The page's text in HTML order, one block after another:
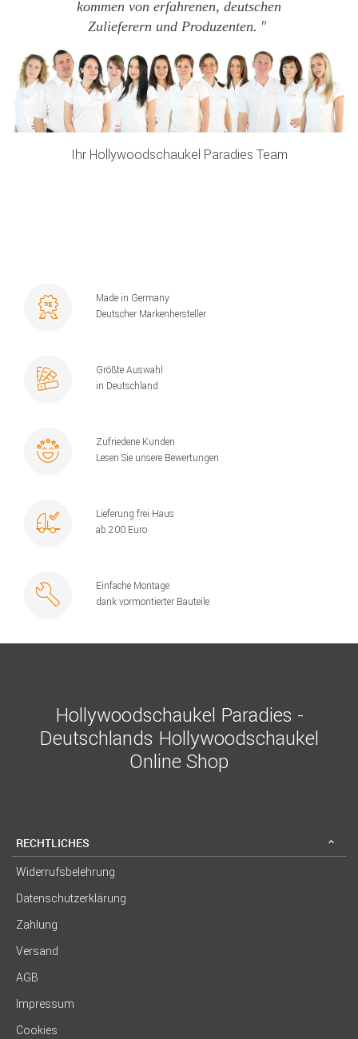
kommen von erfahrenen, deutschen
Zulieferern und Produzenten.
Ihr Hollywoodschaukel Paradies Team
Made in Germany
Deutscher Markenhersteller
Größte Auswahl
in Deutschland
Zufriedene Kunden
Lesen Sie unsere Bewertungen
Lieferung frei Haus
ab 200 Euro
Einfache Montage
dank vormontierter Bauteile
Hollywoodschaukel Paradies -
Deutschlands Hollywoodschaukel
Online Shop
RECHTLICHES
Widerrufsbelehrung
Datenschutzerklärung
Zahlung
Versand
AGB
Impressum
Cookies